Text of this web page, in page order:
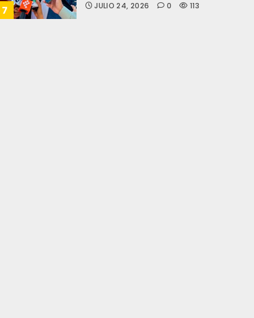
7 JULIO 24, 2026 0 113